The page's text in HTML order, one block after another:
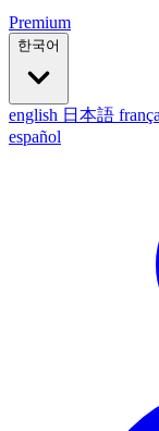
Premium
한국어
english 日本語
español